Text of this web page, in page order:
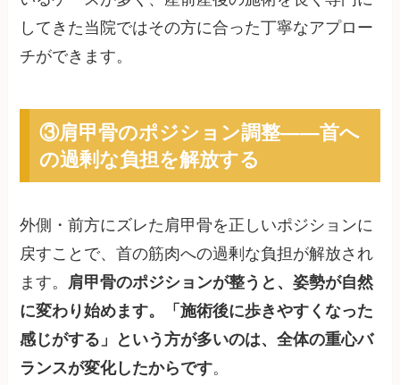
してきた当院ではその方に合った丁寧なアプロー
チができます。
③肩甲骨のポジション調整——首へ
の過剰な負担を解放する
外側・前方にズレた肩甲骨を正しいポジションに
戻すことで、首の筋肉への過剰な負担が解放され
ます。 肩甲骨のポジションが整うと、姿勢が自然
に変わり始めます。「施術後に歩きやすくなった
感じがする」という方が多いのは、全体の重心バ
ランスが変化したからです。